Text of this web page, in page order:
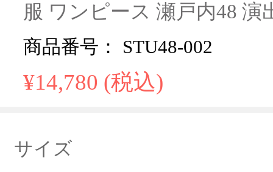
服 ワンピース 瀬戸内48 演
商品番号： STU48-002
¥14,780 (税込)
サイズ